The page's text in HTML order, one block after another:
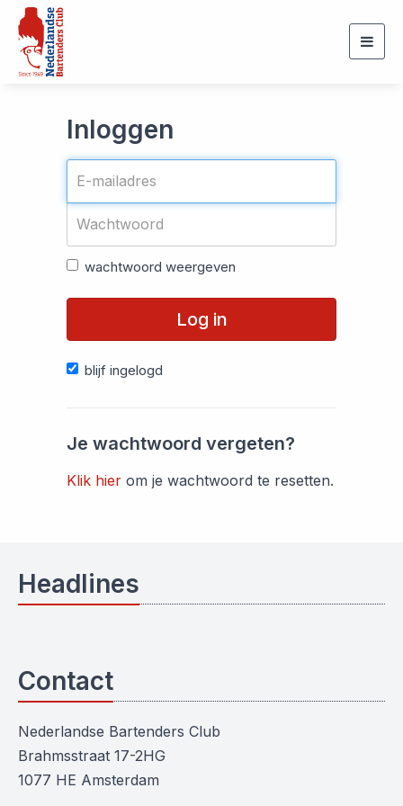
Inloggen
wachtwoord weergeven
Log in
blijf ingelogd
Je wachtwoord vergeten?
Klik hier om je wachtwoord te resetten.
Headlines
Contact
Nederlandse Bartenders Club
Brahmsstraat 17-2HG
1077 HE Amsterdam